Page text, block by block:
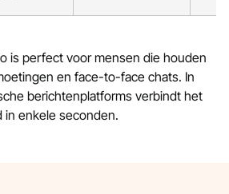
is perfect voor mensen die houden
en face-to-face chats. In
berichtenplatforms verbindt het
in enkele seconden.